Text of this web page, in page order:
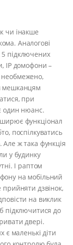
чи інакше
Аналогові
підключених
IP домофони –
необмежено,
мешканцям
при
один нюанс.
функціонал
поспілкуватись
ж така функція
у будинку
І раптом
на мобільний
дзвінок,
на виклик
підключитися до
двері.
є маленькі діти